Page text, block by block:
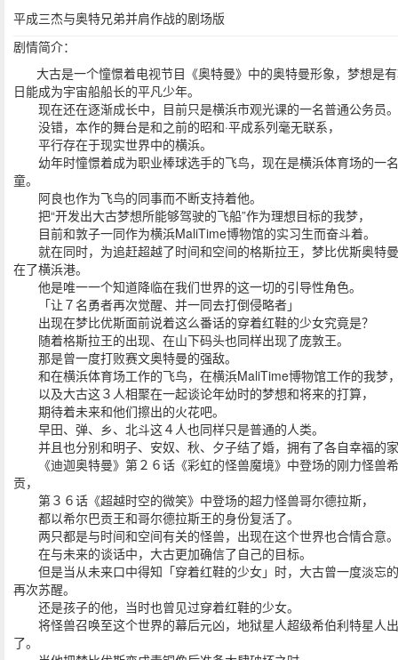
平成三杰与奥特兄弟并肩作战的剧场版
剧情简介：
大古是一个憧憬着电视节目《奥特曼》中的奥特曼形象，梦想是
日能成为宇宙船船长的平凡少年。
现在还在逐渐成长中，目前只是横浜市观光课的一名普通公务员。
没错，本作的舞台是和之前的昭和·平成系列毫无联系，
平行存在于现实世界中的横浜。
幼年时憧憬着成为职业棒球选手的飞鸟，现在是横浜体育场的一
童。
阿良也作为飞鸟的同事而不断支持着他。
把“开发出大古梦想所能够驾驶的飞船”作为理想目标的我梦，
目前和敦子一同作为横浜MaliTime博物馆的实习生而奋斗着。
就在同时，为追赶超越了时间和空间的格斯拉王，梦比优斯奥特
在了横浜港。
他是唯一一个知道降临在我们世界的这一切的引导性角色。
「让７名勇者再次觉醒、并一同去打倒侵略者」
出现在梦比优斯面前说着这么番话的穿着红鞋的少女究竟是？
随着格斯拉王的出现、在山下码头也同样出现了庞敦王。
那是曾一度打败赛文奥特曼的强敌。
和在横浜体育场工作的飞鸟，在横浜MaliTime博物馆工作的我梦
以及大古这３人相聚在一起谈论年幼时的梦想和将来的打算，
期待着未来和他们擦出的火花吧。
早田、弹、乡、北斗这４人也同样只是普通的人类。
并且也分别和明子、安奴、秋、夕子结了婚，拥有了各自幸福的
《迪迦奥特曼》第２６话《彩虹的怪兽魔境》中登场的刚力怪兽
贡，
第３６话《超越时空的微笑》中登场的超力怪兽哥尔德拉斯，
都以希尔巴贡王和哥尔德拉斯王的身份复活了。
两只都是与时间和空间有关的怪兽，出现在这个世界也合情合意。
在与未来的谈话中，大古更加确信了自己的目标。
但是当从未来口中得知「穿着红鞋的少女」时，大古曾一度淡忘
再次苏醒。
还是孩子的他，当时也曾见过穿着红鞋的少女。
将怪兽召唤至这个世界的幕后元凶，地狱星人超级希伯利特星人
了。